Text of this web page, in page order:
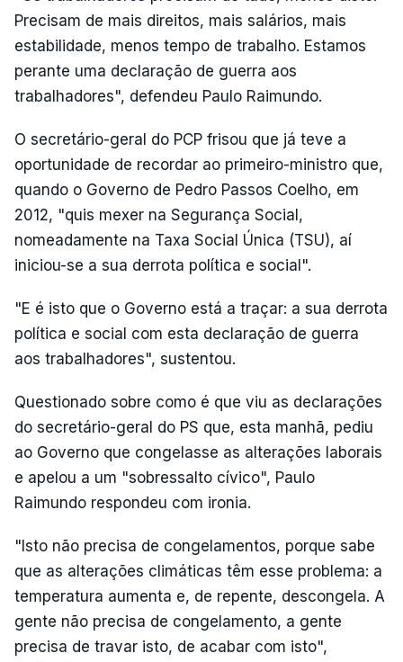
Precisam de mais direitos, mais salários, mais
estabilidade, menos tempo de trabalho. Estamos
perante uma declaração de guerra aos
trabalhadores", defendeu Paulo Raimundo.
O secretário-geral do PCP frisou que já teve a
oportunidade de recordar ao primeiro-ministro que,
quando o Governo de Pedro Passos Coelho, em
2012, "quis mexer na Segurança Social,
nomeadamente na Taxa Social Única (TSU), aí
iniciou-se a sua derrota política e social".
"E é isto que o Governo está a traçar: a sua derrota
política e social com esta declaração de guerra
aos trabalhadores", sustentou.
Questionado sobre como é que viu as declarações
do secretário-geral do PS que, esta manhã, pediu
ao Governo que congelasse as alterações laborais
e apelou a um "sobressalto cívico", Paulo
Raimundo respondeu com ironia.
"Isto não precisa de congelamentos, porque sabe
que as alterações climáticas têm esse problema: a
temperatura aumenta e, de repente, descongela. A
gente não precisa de congelamento, a gente
precisa de travar isto, de acabar com isto",